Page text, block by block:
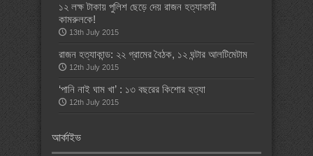
১২ লক্ষ টাকায় পুলিশ ছেড়ে দেয় রাজন হত্যাকারী
কামরুলকে!
13th July 2015
রাজন হত্যাকান্ড: ২২ গ্রামের বৈঠক, ১২ ঘন্টার আলটিমেটাম
12th July 2015
‘পানি নাই ঘাম খা’ : ১৩ বছরের কিশোর হত্যা
12th July 2015
আর্কাইভ